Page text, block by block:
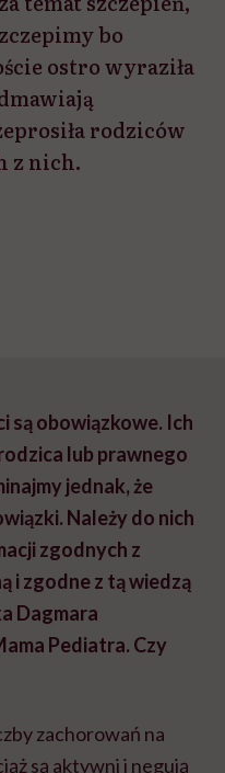
bo
ostro wyraziła
rodziców
z nich.
są obowiązkowe. Ich
lub prawnego
jednak, że
Należy do nich
zgodnych z
i zgodne z tą wiedzą
Dagmara
Pediatra. Czy
zachorowań na
są aktywni i negują